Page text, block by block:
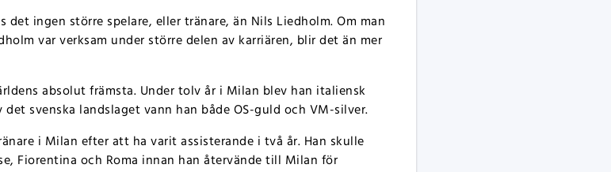
det ingen större spelare, eller tränare, än Nils Liedholm. Om man
var verksam under större delen av karriären, blir det än mer
absolut främsta. Under tolv år i Milan blev han italiensk
svenska landslaget vann han både OS-guld och VM-silver.
i Milan efter att ha varit assisterande i två år. Han skulle
Fiorentina och Roma innan han återvände till Milan för